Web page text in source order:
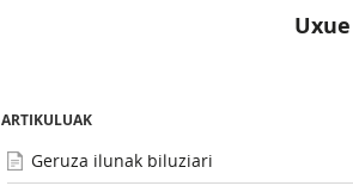
ARTIKULUAK
Geruza ilunak biluziari